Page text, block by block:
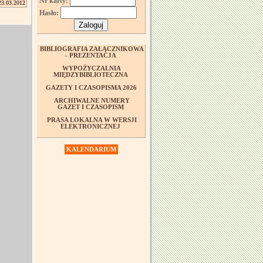
Hasło:
BIBLIOGRAFIA ZAŁĄCZNIKOWA
- PREZENTACJA
WYPOŻYCZALNIA
MIĘDZYBIBLIOTECZNA
GAZETY I CZASOPISMA 2026
ARCHIWALNE NUMERY
GAZET I CZASOPISM
PRASA LOKALNA W WERSJI
ELEKTRONICZNEJ
KALENDARIUM